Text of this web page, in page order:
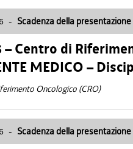
- Scadenza della
Centro di
MEDICO –
Oncologico (CRO)
- Scadenza della